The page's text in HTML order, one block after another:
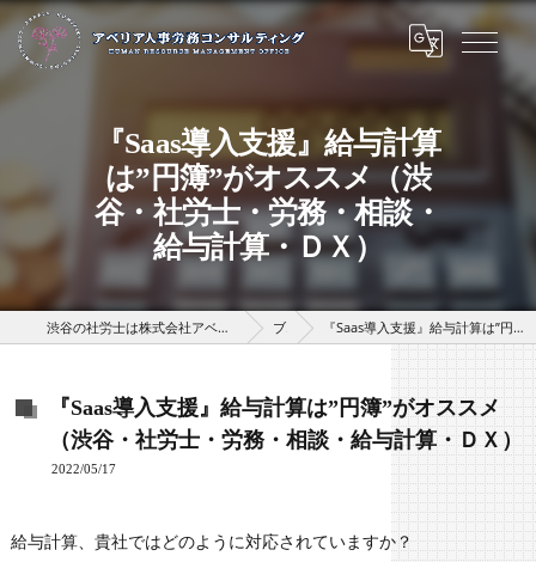
『Saas導入支援』給与計算
は”円簿”がオススメ（渋
谷・社労士・労務・相談・
給与計算・ＤＸ）
渋谷の社労士は株式会社アベリアHRパートナーズ（アベリア人事労務コンサルティング） ブログ 『Saas導入支援』給与計算は”円簿”がオススメ（渋谷・社労士・労務・相談・給与計算・ＤＸ）
『Saas導入支援』給与計算は”円簿”がオススメ
（渋谷・社労士・労務・相談・給与計算・ＤＸ）
2022/05/17
給与計算、貴社ではどのように対応されていますか？